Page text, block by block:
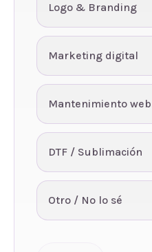
Logo & Branding
Marketing digital
Mantenimiento web
DTF / Sublimación
Otro / No lo sé